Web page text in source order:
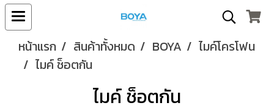
หน้าแรก สินค้าทั้งหมด BOYA
ไมค์โครโฟน
ไมค์ ช็อตกัน
ไมค์ ช็อตกัน